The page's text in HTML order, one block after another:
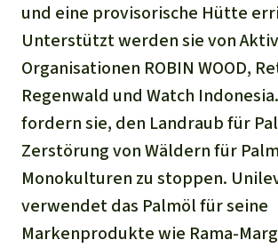
Palmöl
Biokraftstoff
Tropenholz
Aluminium
Gold
03/2025
02/2025
01/2025
Ältere Ausgaben
Häufige Fragen
Jahresberichte
Stiftung
Kontakt
Transparenz
Presse-Echo
Widget
Banner
Freianzeigen
Español
Français
Italiano
Português
IBAN kopieren
Spenden für ein Thema
Tierschutz
Waldschutz
Schutz von Indigenen
Spenden für eine
Südostasien
Afrika
und eine provisorische Hütte
Unterstützt werden sie von
Organisationen ROBIN WOOD,
Regenwald und Watch
fordern sie, den Landraub für
Zerstörung von Wäldern für
Monokulturen zu stoppen.
verwendet das Palmöl für seine
Markenprodukte wie Rama-